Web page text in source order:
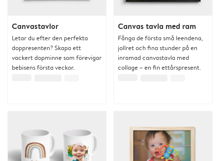
Canvastavlor
Letar du efter den perfekta
doppresenten? Skapa ett
vackert dopminne som förevigar
bebisens första veckor.
Canvas tavla med ram
Fånga de första små leendena,
jollret och fina stunder på en
inramad canvastavla med
collage – en fin ettårspresent.